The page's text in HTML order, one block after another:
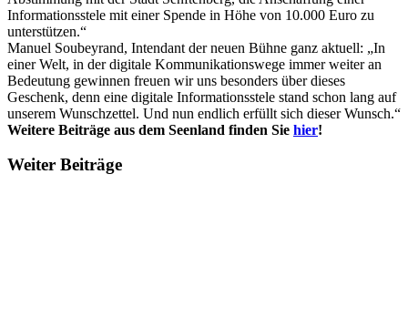
Informationsstele mit einer Spende in Höhe von 10.000 Euro zu
unterstützen.“
Manuel Soubeyrand, Intendant der neuen Bühne ganz aktuell: „In
einer Welt, in der digitale Kommunikationswege immer weiter an
Bedeutung gewinnen freuen wir uns besonders über dieses
Geschenk, denn eine digitale Informationsstele stand schon lang auf
unserem Wunschzettel. Und nun endlich erfüllt sich dieser Wunsch.“
Weitere Beiträge aus dem Seenland finden Sie hier!
Weiter Beiträge